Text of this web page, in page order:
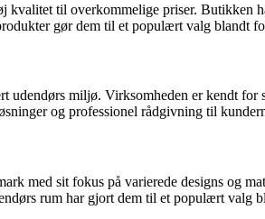
til overkommelige priser.
gør dem til et populært valg blandt
miljø. Virksomheden er kendt
og professionel rådgivning til
med sit fokus på varierede designs og
rum har gjort dem til et populært valg